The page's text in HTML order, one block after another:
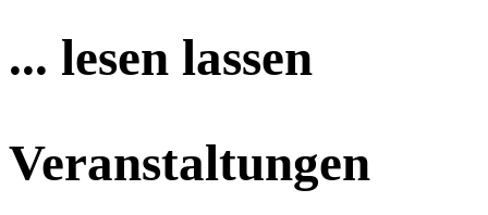
... lesen lassen
Veranstaltungen